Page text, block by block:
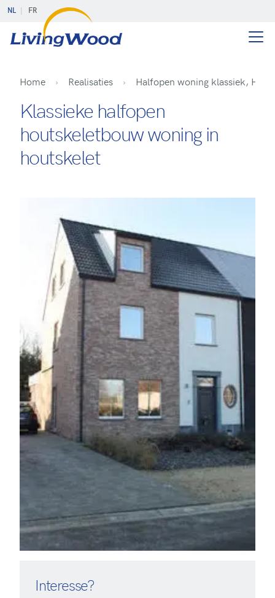
NL FR
Home Realisaties Halfopen woning klassiek, Heist
Klassieke halfopen
houtskeletbouw woning in
houtskelet
Interesse?